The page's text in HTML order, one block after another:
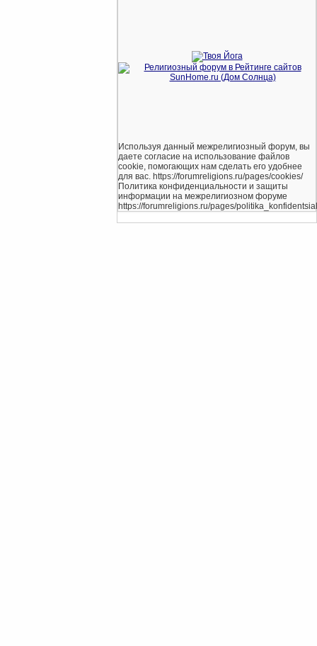
Используя данный межрелигиозный форум, вы
даете согласие на использование файлов
cookie, помогающих нам сделать его удобнее
для вас. https://forumreligions.ru/pages/cookies/
Политика конфиденциальности и защиты
информации на межрелигиозном форуме
https://forumreligions.ru/pages/